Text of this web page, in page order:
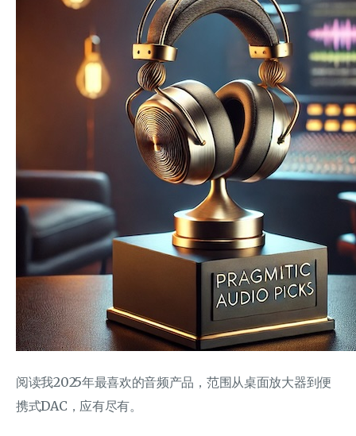
阅读我2025年最喜欢的音频产品，范围从桌面放大器到便
携式DAC，应有尽有。